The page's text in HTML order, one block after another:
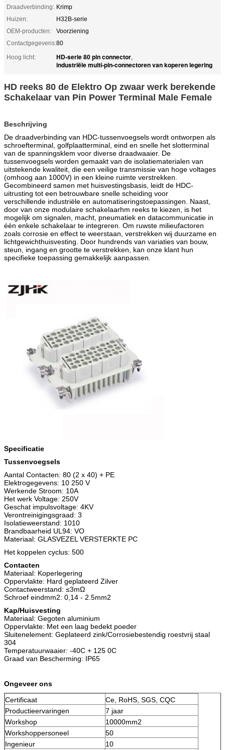
Draadverbinding: Krimp
Huizen:
H32B-serie
OEM-producten:
Voorziening
Contactgegevens:80
Hoog licht:
HD-serie 80 pin connector,
industriële multi-pin-connectoren van koperen legering
HD reeks 80 de Elektro Op zwaar werk berekende
Schakelaar van Pin Power Terminal Male Female
Beschrijving
De draadverbinding van HDC-tussenvoegsels wordt ontworpen als
schroefterminal, golfplaatterminal, eind en snelle het slotterminal
van de spanningsklem voor diverse draadwaaier. De
tussenvoegsels worden gemaakt van de isolatiematerialen van
uitstekende kwaliteit, die een veilige transmissie van hoge voltages
(omhoog aan 1000V) in een kleine ruimte verstrekken.
Gecombineerd samen met huisvestingsbasis, leidt de HDC-
uitrusting tot een betrouwbare snelle scheiding voor
verschillende industriële en automatiseringstoepassingen. Naast,
door van onze modulaire schakelaarhm reeks te kiezen, is het
mogelijk om signalen, macht, pneumatiek en datacommunicatie in
één enkele schakelaar te integreren. Om ruwste milieufactoren
zoals corrosie en effect te weerstaan, verstrekken wij duurzame en
lichtgewichthuisvesting. Door hundrends van variaties van bouw,
steun, ingang en grootte te verstrekken, kan onze klant hun
specifieke toepassing gemakkelijk aanpassen.
Specificatie
Tussenvoegsels
Aantal Contacten: 80 (2 x 40) + PE
Elektrogegevens: 10 250 V
Werkende Stroom: 10A
Het werk Voltage: 250V
Geschat impulsvoltage: 4KV
Verontreinigingsgraad: 3
Isolatieweerstand: 1010
Brandbaarheid UL94: VO
Materiaal: GLASVEZEL VERSTERKTE PC
Het koppelen cyclus: 500
Contacten
Materiaal: Koperlegering
Oppervlakte: Hard geplateerd Zilver
Contactweerstand: ≤3mΩ
Schroef eindmm2: 0,14 - 2.5mm2
Kap/Huisvesting
Materiaal: Gegoten aluminium
Oppervlakte: Met een laag bedekt poeder
Sluitenelement: Geplateerd zink/Corrosiebestendig roestvrij staal
304
Temperatuurwaaier: -40C + 125 0C
Graad van Bescherming: IP65
Ongeveer ons
Certificaat
Ce, RoHS, SGS, CQC
Productieervaringen
7 jaar
Workshop
10000mm2
Workshoppersoneel
50
Ingenieur
10